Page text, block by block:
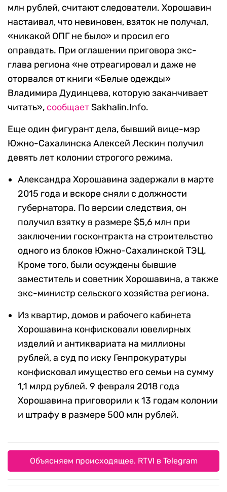
млн рублей, считают следователи. Хорошавин
настаивал, что невиновен, взяток не получал,
«никакой ОПГ не было» и просил его
оправдать. При оглашении приговора экс-
глава региона «не отреагировал и даже не
оторвался от книги «Белые одежды»
Владимира Дудинцева, которую заканчивает
читать», сообщаетSakhalin.Info.
Еще один фигурант дела, бывший вице-мэр
Южно-Сахалинска Алексей Лескин получил
девять лет колонии строгого режима.
Александра Хорошавина задержали в марте
2015 года и вскоре сняли с должности
губернатора. По версии следствия, он
получил взятку в размере $5,6 млн при
заключении госконтракта на строительство
одного из блоков Южно-Сахалинской ТЭЦ.
Кроме того, были осуждены бывшие
заместитель и советник Хорошавина, а также
экс-министр сельского хозяйства региона.
Из квартир, домов и рабочего кабинета
Хорошавина конфисковали ювелирных
изделий и антиквариата на миллионы
рублей, а суд по иску Генпрокуратуры
конфисковал имущество его семьи на сумму
1,1 млрд рублей. 9 февраля 2018 года
Хорошавина приговорили к 13 годам колонии
и штрафу в размере 500 млн рублей.
Объясняем происходящее. RTVI в Telegram